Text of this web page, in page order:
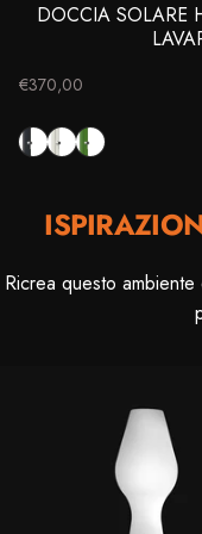
DOCCIA SOLARE
€370,00
Antracite
BiancoVerde
Ricrea questo